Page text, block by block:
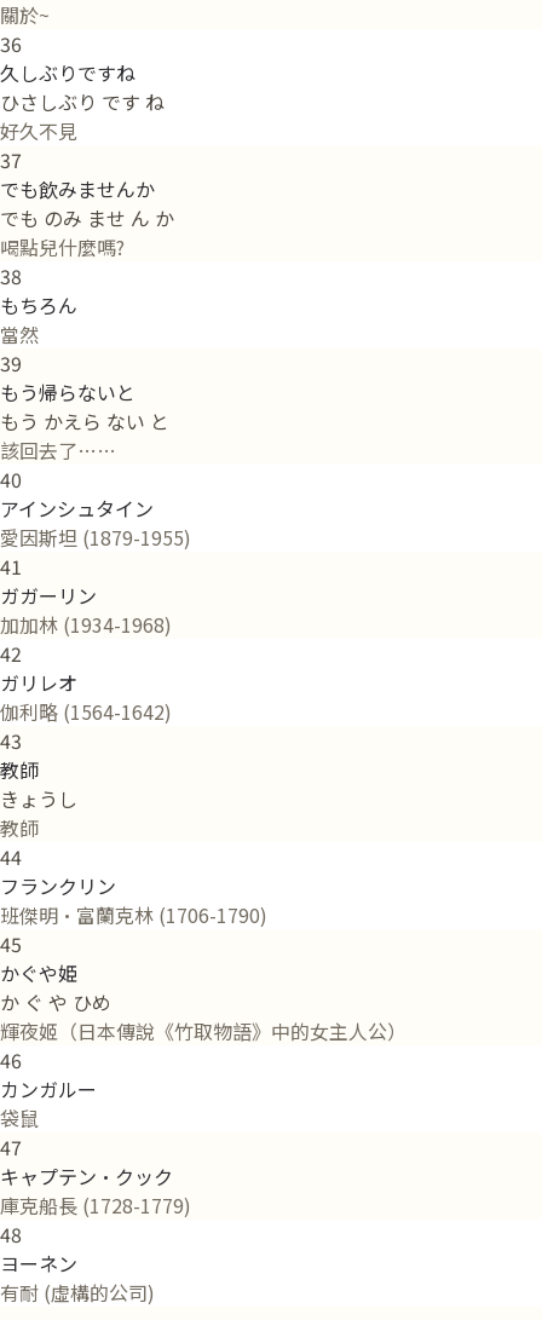
關於~
36
久しぶりですね
ひさしぶり です ね
好久不見
37
でも飲みませんか
でも のみ ませ ん か
喝點兒什麼嗎?
38
もちろん
當然
39
もう帰らないと
もう かえら ない と
該回去了……
40
アインシュタイン
愛因斯坦 (1879-1955)
41
ガガーリン
加加林 (1934-1968)
42
ガリレオ
伽利略 (1564-1642)
43
教師
きょうし
教師
44
フランクリン
班傑明·富蘭克林 (1706-1790)
45
かぐや姫
か ぐ や ひめ
輝夜姬（日本傳說《竹取物語》中的女主人公）
46
カンガルー
袋鼠
47
キャプテン・クック
庫克船長 (1728-1779)
48
ヨーネン
有耐 (虛構的公司)